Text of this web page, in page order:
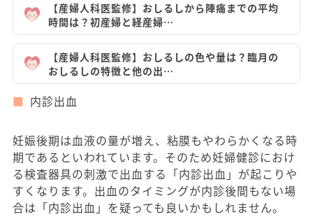
【産婦人科医監修】おしるしから陣痛までの平均
時間は？初産婦と経産婦…
【産婦人科医監修】おしるしの色や量は？臨月の
おしるしの特徴と他の出…
内診出血
妊娠後期は血液の量が増え、粘膜もやわらかくなる時
期であるといわれています。そのため妊婦健診におけ
る検査器具の刺激で出血する「内診出血」が起こりや
すくなります。出血のタイミングが内診後間もない場
合は「内診出血」を疑っても良いかもしれません。